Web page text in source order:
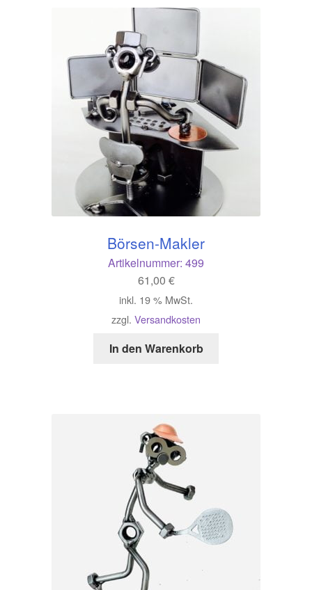
Börsen-Makler
Artikelnummer: 499
61,00 €
inkl. 19 % MwSt.
zzgl. Versandkosten
In den Warenkorb